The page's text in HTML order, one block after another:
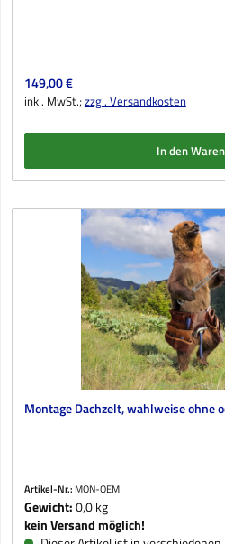
Regulärer Preis:
149,00 €
inkl. MwSt.;zzgl. Versandkosten
In den
Montage Dachzelt, wahlweise ohne
Artikel-Nr.: MON-OEM
Gewicht:0,0 kg
kein Versand möglich!